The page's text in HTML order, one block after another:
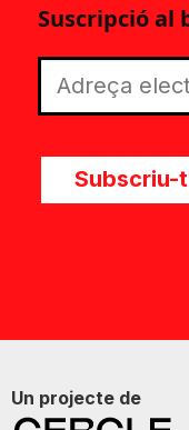
Suscripció
Subscriu-
Un projecte de